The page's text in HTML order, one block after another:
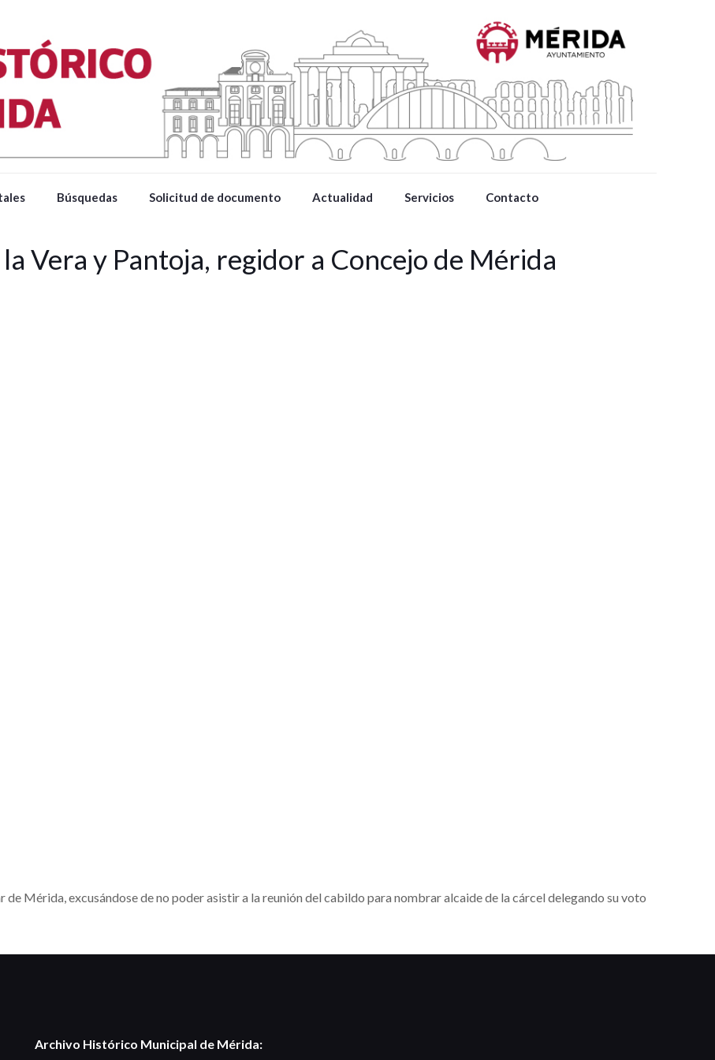
Búsquedas Solicitud de documento Actualidad Servicios Contacto
Vera y Pantoja, regidor a Concejo de Mérida
Mérida, excusándose de no poder asistir a la reunión del cabildo para nombrar alcaide de la cárcel delegando su voto
Archivo Histórico Municipal de Mérida: